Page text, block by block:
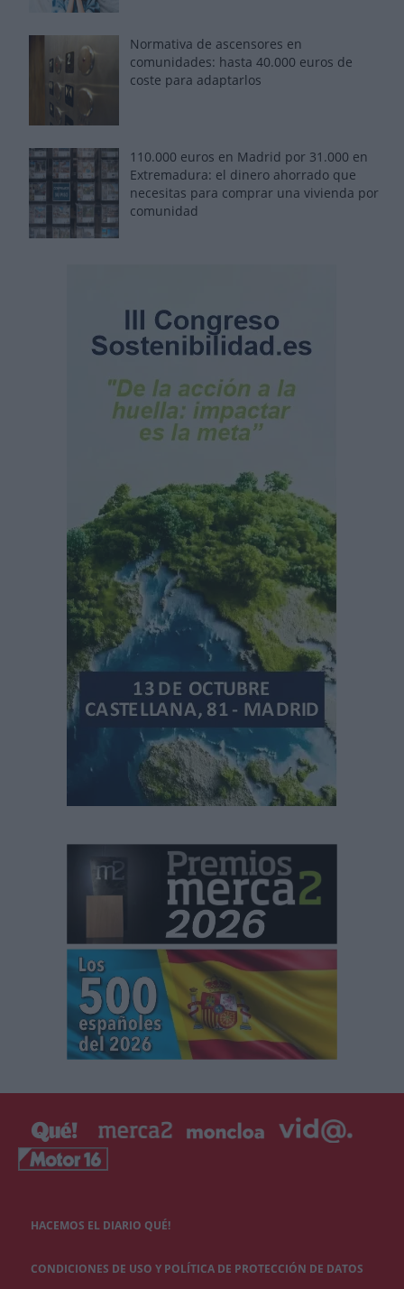
Normativa de ascensores en
comunidades: hasta 40.000 euros de
coste para adaptarlos
110.000 euros en Madrid por 31.000 en
Extremadura: el dinero ahorrado que
necesitas para comprar una vivienda por
comunidad
HACEMOS EL DIARIO QUÉ!
CONDICIONES DE USO Y POLÍTICA DE PROTECCIÓN DE DATOS